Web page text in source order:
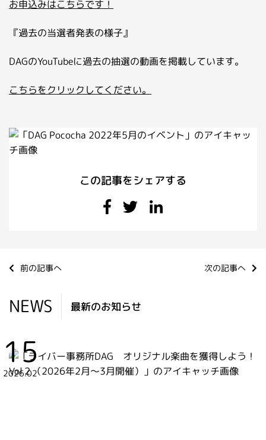
お申込みはこちらです！
『過去の当選者発表の様子』
DAGのYouTubeに過去の抽選の動画を掲載しています。
こちらをクリックしてください。
この記事をシェアする
前の記事へ 次の記事へ
NEWS 最新のお知らせ
15
2026.02